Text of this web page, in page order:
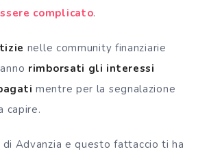
complicato.
nelle community finanziarie
rimborsati gli interessi
mentre per la segnalazione
capire.
Advanzia e questo fattaccio ti ha